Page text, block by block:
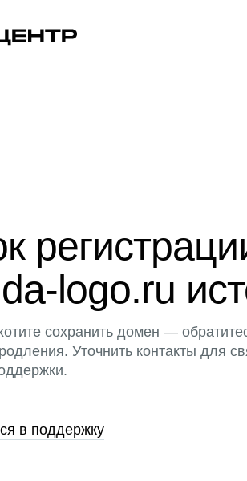
logo.ru
сохранить домен —
Уточнить контакты для
в поддержку